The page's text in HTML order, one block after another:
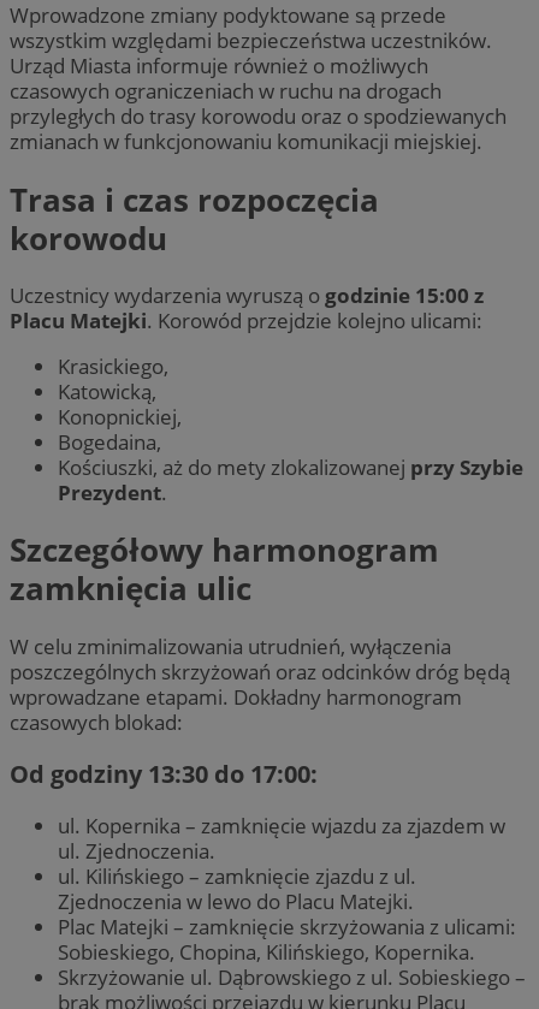
Wprowadzone zmiany podyktowane są przede
wszystkim względami bezpieczeństwa uczestników.
Urząd Miasta informuje również o możliwych
czasowych ograniczeniach w ruchu na drogach
przyległych do trasy korowodu oraz o spodziewanych
zmianach w funkcjonowaniu komunikacji miejskiej.
Trasa i czas rozpoczęcia
korowodu
Uczestnicy wydarzenia wyruszą o godzinie 15:00 z
Placu Matejki. Korowód przejdzie kolejno ulicami:
Krasickiego,
Katowicką,
Konopnickiej,
Bogedaina,
Kościuszki, aż do mety zlokalizowanej przy Szybie
Prezydent.
Szczegółowy harmonogram
zamknięcia ulic
W celu zminimalizowania utrudnień, wyłączenia
poszczególnych skrzyżowań oraz odcinków dróg będą
wprowadzane etapami. Dokładny harmonogram
czasowych blokad:
Od godziny 13:30 do 17:00:
ul. Kopernika – zamknięcie wjazdu za zjazdem w
ul. Zjednoczenia.
ul. Kilińskiego – zamknięcie zjazdu z ul.
Zjednoczenia w lewo do Placu Matejki.
Plac Matejki – zamknięcie skrzyżowania z ulicami:
Sobieskiego, Chopina, Kilińskiego, Kopernika.
Skrzyżowanie ul. Dąbrowskiego z ul. Sobieskiego –
brak możliwości przejazdu w kierunku Placu